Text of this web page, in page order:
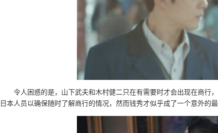
令人困惑的是，山下武夫和木村健二只在有需要时才会出现在商行
日本人员以确保随时了解商行的情况，然而钱秀才似乎成了一个意外的